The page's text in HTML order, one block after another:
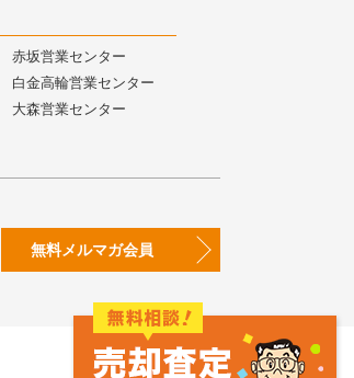
赤坂営業センター
白金高輪営業センター
大森営業センター
無料メルマガ会員